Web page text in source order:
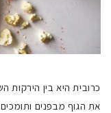
כרובית היא בין
את הגוף מבפנים